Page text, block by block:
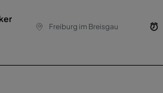
Freiburg im Breisgau